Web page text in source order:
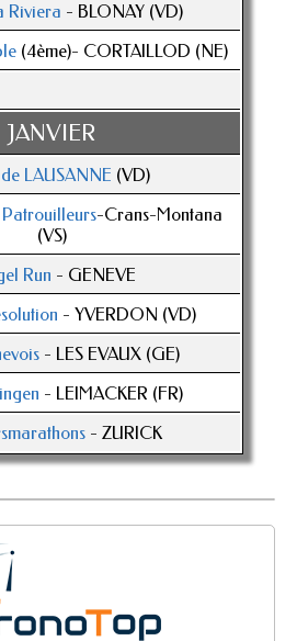
Riviera - BLONAY (VD)
(4ème)- CORTAILLOD (NE)
JANVIER
LAUSANNE (VD)
-Crans-Montana
(VS)
Run - GENEVE
- YVERDON (VD)
- LES EVAUX (GE)
- LEIMACKER (FR)
- ZURICK